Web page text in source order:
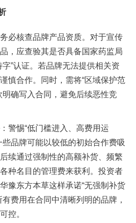
必核查品牌产品资质。对于宣传
，应查验其是否具备国家药监局
字”认证。若品牌无法提供相关资
慎合作。同时，需将“区域保护范
明确写入合同，避免后续恶性竞
：警惕“低门槛进入、高费用运
些品牌可能以较低的初始合作费吸
续通过强制性的高额补货、频繁
种名目的管理费来获利。投资者
豫东方本草这样承诺“无强制补货
有费用在合同中清晰列明的品牌，
控。